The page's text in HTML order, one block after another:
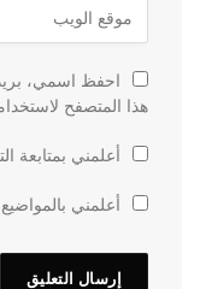
احفظ اسمي،
هذا المتصفح
أعلمني بمتابعة
أعلمني